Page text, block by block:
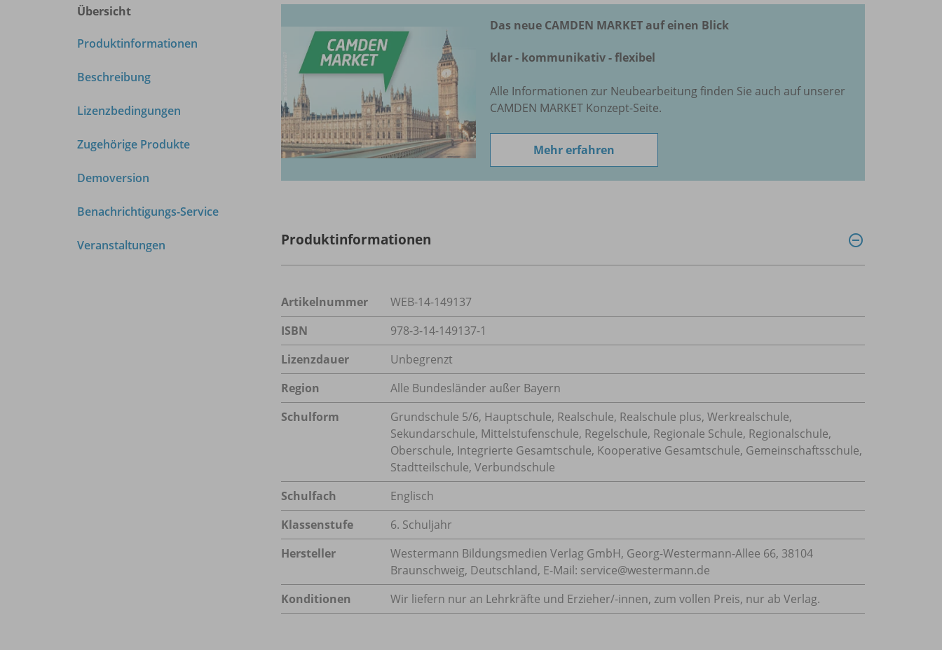
Übersicht
Produktinformationen
Beschreibung
Lizenzbedingungen
Zugehörige Produkte
Demoversion
Benachrichtigungs-Service
Veranstaltungen
Das neue CAMDEN MARKET auf einen Blick
klar - kommunikativ - flexibel
Alle Informationen zur Neubearbeitung finden Sie auch auf unserer
CAMDEN MARKET Konzept-Seite.
Mehr erfahren
Produktinformationen
Artikelnummer
WEB-14-149137
ISBN
978-3-14-149137-1
Lizenzdauer
Unbegrenzt
Region
Alle Bundesländer außer Bayern
Schulform
Grundschule 5/6, Hauptschule, Realschule, Realschule plus, Werkrealschule,
Sekundarschule, Mittelstufenschule, Regelschule, Regionale Schule, Regionalschule,
Oberschule, Integrierte Gesamtschule, Kooperative Gesamtschule, Gemeinschaftsschule,
Stadtteilschule, Verbundschule
Schulfach
Englisch
Klassenstufe
6. Schuljahr
Hersteller
Westermann Bildungsmedien Verlag GmbH, Georg-Westermann-Allee 66, 38104
Braunschweig, Deutschland, E-Mail: service@westermann.de
Konditionen
Wir liefern nur an Lehrkräfte und Erzieher/-innen, zum vollen Preis, nur ab Verlag.